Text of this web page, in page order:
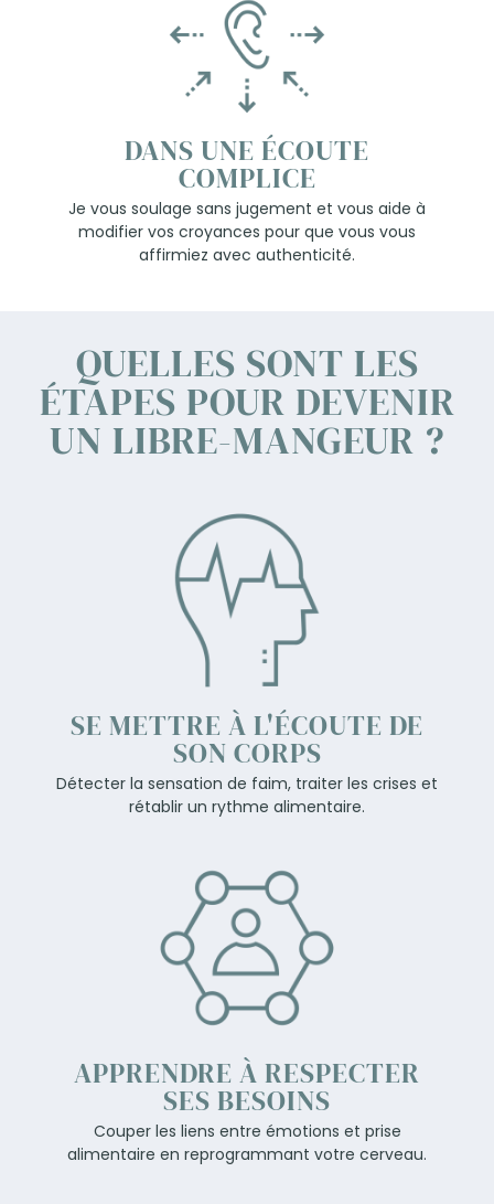
DANS UNE ÉCOUTE
COMPLICE
Je vous soulage sans jugement et vous aide à
modifier vos croyances pour que vous vous
affirmiez avec authenticité.
QUELLES SONT LES
ÉTAPES POUR DEVENIR
UN LIBRE-MANGEUR ?
SE METTRE À L'ÉCOUTE DE
SON CORPS
Détecter la sensation de faim, traiter les crises et
rétablir un rythme alimentaire.
APPRENDRE À RESPECTER
SES BESOINS
Couper les liens entre émotions et prise
alimentaire en reprogrammant votre cerveau.